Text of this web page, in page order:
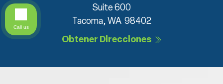
Suite 600
Tacoma, WA 98402
Obtener Direcciones
Call us